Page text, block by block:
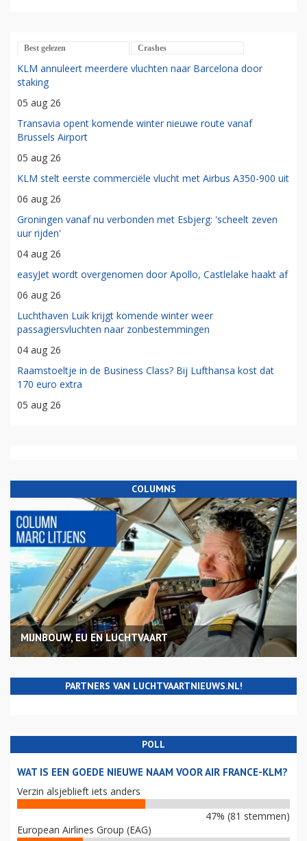
Best gelezen Crashes
KLM annuleert meerdere vluchten naar Barcelona door
staking
05 aug 26
Transavia opent komende winter nieuwe route vanaf
Brussels Airport
05 aug 26
KLM stelt eerste commerciële vlucht met Airbus A350-900 uit
06 aug 26
Groningen vanaf nu verbonden met Esbjerg: 'scheelt zeven
uur rijden'
04 aug 26
easyJet wordt overgenomen door Apollo, Castlelake haakt af
06 aug 26
Luchthaven Luik krijgt komende winter weer
passagiersvluchten naar zonbestemmingen
04 aug 26
Raamstoeltje in de Business Class? Bij Lufthansa kost dat
170 euro extra
05 aug 26
COLUMNS
MIJNBOUW, EU EN LUCHTVAART
PARTNERS VAN LUCHTVAARTNIEUWS.NL!
POLL
WAT IS EEN GOEDE NIEUWE NAAM VOOR AIR FRANCE-KLM?
Verzin alsjeblieft iets anders
47% (81 stemmen)
European Airlines Group (EAG)